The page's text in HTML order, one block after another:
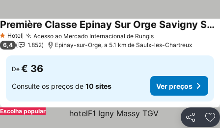
1 Estrelas
Hotel Acesso ao Mercado Internacional de RungisVer preços
Première Classe Epinay Sur Orge Savigny Sur Orge
Ver preços
6,4 1.852 Epinay-sur-Orge, a 5.1 km de Saulx-les-Chartreux
De € 36
Consulte os preços de 10 sites Ver preços
Partilhar
Escolha popular